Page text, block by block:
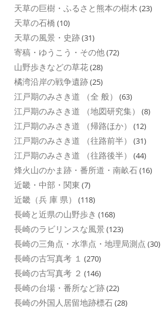
天草の巨樹・ふるさと熊本の樹木 (23)
天草の石橋 (10)
天草の風景・史跡(31)
寄稿・ゆうこう・その他(72)
山野歩きなどの草花(28)
橘湾沿岸の戦争遺跡(25)
江戸期のみさき道 （全 般） (63)
江戸期のみさき道 （地図研究集） (8)
江戸期のみさき道 （帰路ほか） (12)
江戸期のみさき道 （往路前半） (31)
江戸期のみさき道 （往路後半） (44)
烽火山のかま跡・番所道・南畝石(16)
近畿・中部・関東 (7)
近畿（兵 庫 県） (118)
長崎と近県の山野歩き (168)
長崎のラビリンスな風景 (123)
長崎の三角点・水準点・地理局測点 (30)
長崎の古写真考 １ (270)
長崎の古写真考 ２ (146)
長崎の台場・番所など跡(22)
長崎の外国人居留地跡標石(28)